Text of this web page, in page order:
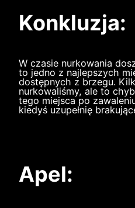
Konkluzja:
W czasie nurkowania
to jedno z najlepszych
dostępnych z brzegu.
nurkowaliśmy, ale to
tego miejsca po
kiedyś uzupełnię
Apel: